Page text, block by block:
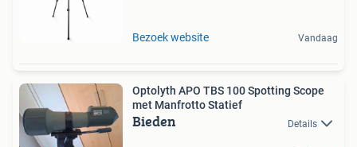
Bezoek website Vandaag
Optolyth APO TBS 100 Spotting Scope
met Manfrotto Statief
Bieden Details